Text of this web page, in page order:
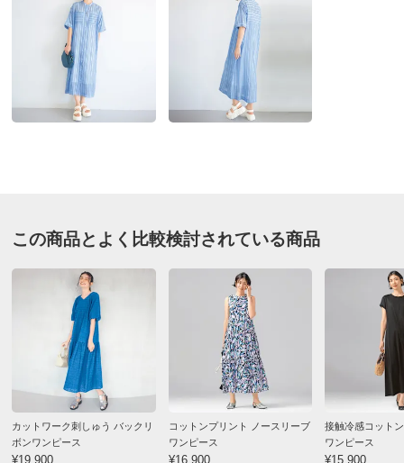
送料について
■色：ライトブルー系
■素材：綿60・再生繊維（セルロース）40％
■前中心ボタン開き
サイズ（cm）
バスト（適応） 79～87
123
ゆき丈 51.5
袖回り 46
裾回り 136 140
ウエスト(適応) 58～64 64～70 69～77
普段のサイズ : L 購入したサイズで「ちょうどよかった」
色味、優しい透け感、カタログ通りでとても素敵で
す。 生地も軽い感じなので、これからの暑い時に良い
と思います。 インナーはマストなので、追加でシルク
混のインナーを買おうと思います。 ☆が四つなのは、
お買い上げいただき誠にありがとうございます。
こちらの商品はワンピースとしての着用はもちろん
のこと、
前を開けてはおりとして使うのも素敵なのでおすす
めです★
ぜひ色々な着こなしをお楽しみください♪
この商品とよく比較検討されている商品
カットワーク刺しゅう バックリ
ボンワンピース
¥19,900
コットンプリント ノースリーブ
ワンピース
¥16,900
接触冷感コット
ワンピース
¥15,900